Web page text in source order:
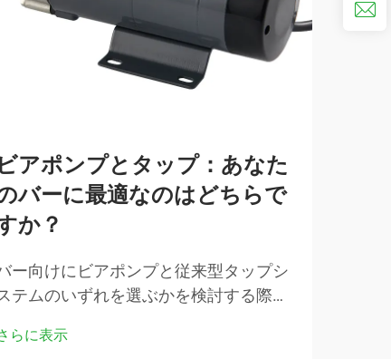
ビアポンプとタップ：あなた
バーに最適なのはどちらで
か？
ー向けにビアポンプと従来型タップシ
テムのいずれを選ぶかを検討する際に
基本的な違いを理解することが、適切
らに表示